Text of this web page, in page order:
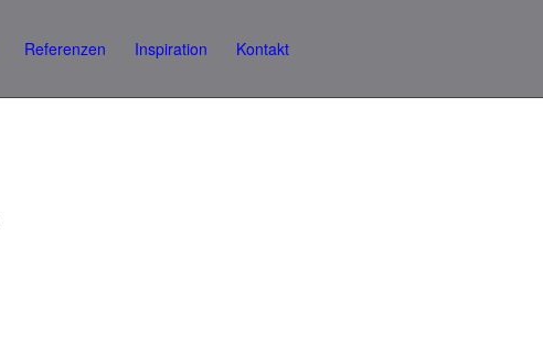
Referenzen Inspiration Kontakt